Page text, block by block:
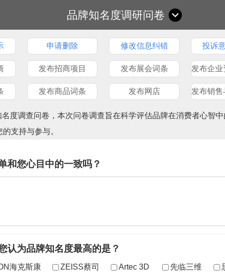
品牌知名度调研问卷
申请删除 修改信息纠错 投诉
发布招商项目 发布展会词条
发布商品词条 发布网店
度调查问卷，本次问卷调查旨在科学评估品牌在消费者心智
支持与参与。
和您心目中的一致吗？
认为品牌知名度最高的是？
海克斯康 ZEISS蔡司 Artec 3D 先临三维